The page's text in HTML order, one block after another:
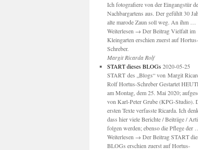
Ich fotografiere von der Eingangstür
Nachbargartens aus. Der gefühlt 30
alte marode Zaun soll weg. An ihm …
Weiterlesen → Der Beitrag Vielfalt im
Kleingarten erschien zuerst auf Hortus-
Schreber.
Margit Ricarda Rolf
START dieses BLOGs 2020-05-25
START des „Blogs“ von Margit
Rolf Hortus-Schreber Gestartet
am Montag, dem 25. Mai 2020;
von Karl-Peter Grube (KPG-Studio).
ersten Texte verfasste Ricarda. Ich
dass hier viele Berichte / Beiträge /
folgen werden; ebenso die Pflege der …
Weiterlesen → Der Beitrag START
BLOGs erschien zuerst auf Hortus-